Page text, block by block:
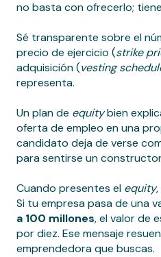
no basta con ofrecerlo;
Sé transparente sobre el
precio de ejercicio (strike
adquisición (vesting
representa.
Un plan de equitybien
oferta de empleo en una
candidato deja de verse
para sentirse un
Cuando presentes el equity
Si tu empresa pasa de una
a 100 millones, el valor de
por diez. Ese mensaje
emprendedora que buscas.